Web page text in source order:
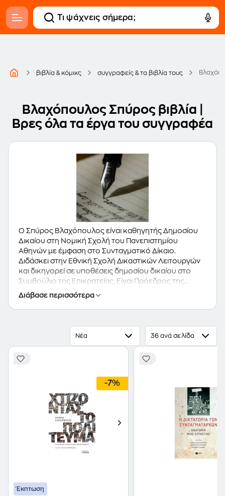
βιβλία & κόμικς συγγραφείς & τα βιβλία τους
Βλαχόπουλος Σπύρος βιβλία |
Βρες όλα τα έργα του συγγραφέα
Ο Σπύρος Βλαχόπουλος είναι καθηγητής Δημοσίου
Δικαίου στη Νομική Σχολή του Πανεπιστημίου
Αθηνών με έμφαση στο Συνταγματικό Δίκαιο.
Διδάσκει στην Εθνική Σχολή Δικαστικών Λειτουργών
και δικηγορεί σε υποθέσεις δημοσίου δικαίου στο
Συμβούλιο της Επικρατείας. Είναι Πρόεδρος της
Επιτροπής Διασφάλισης Ποιότητας της
Νομοπαρασκευαστικής Διαδικασίας, και μέλος του
Συμβουλίου Διοίκησης του ΕΚΠΑ και της Αρχής
Έχει συγγράψει μεγάλο αριθμό βιβλίων και άρθρων,
συνταγματικής ιστορίας και προστασίας των
θεμελιωδών δικαιωμάτων. (Πηγή: "Εκδόσεις Ευρασία",
Διάβασε περισσότερα
Νέα 36 ανά σελίδα
-7%
Έκπτωση